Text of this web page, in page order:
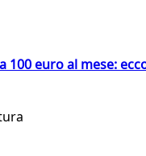
100 euro al mese: